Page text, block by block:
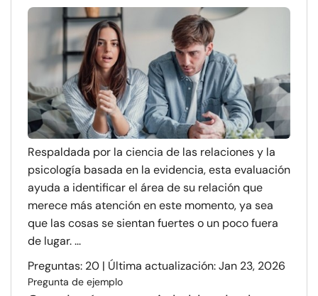
Respaldada por la ciencia de las relaciones y la
psicología basada en la evidencia, esta evaluación
ayuda a identificar el área de su relación que
merece más atención en este momento, ya sea
que las cosas se sientan fuertes o un poco fuera
de lugar. ...
Preguntas: 20 | Última actualización: Jan 23, 2026
Pregunta de ejemplo